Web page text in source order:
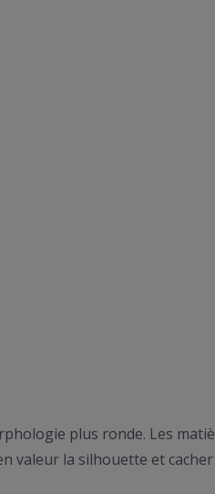
plus ronde. Les
valeur la silhouette et